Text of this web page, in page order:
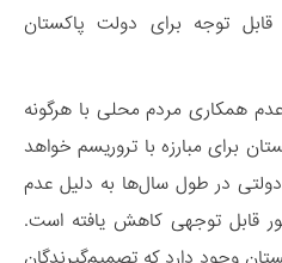
توجه برای دولت پاکستان
همکاری مردم محلی با هرگونه
برای مبارزه با تروریسم خواهد
دولتی در طول سال‌ها به دلیل عدم
قابل توجهی کاهش یافته است.